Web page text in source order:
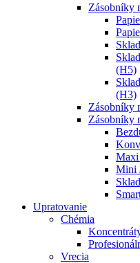
Zásobníky
(H5)
(H3)
Zásobníky
Zásobníky
Maxi
Mini
Upratovanie
Chémia
Vrecia